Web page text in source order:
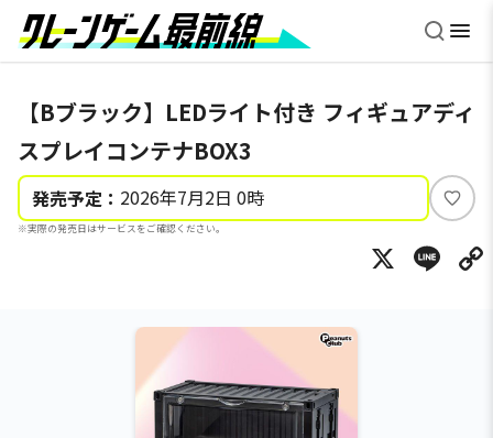
【Bブラック】LEDライト付き フィギュアディ
スプレイコンテナBOX3
発売予定： 2026年7月2日 0時
※実際の発売日はサービスをご確認ください。
い
ね
X